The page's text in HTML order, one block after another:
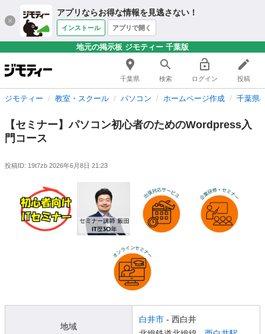
アプリならお得な情報を見逃さない！
インストール アプリで開く
地元の掲示板 ジモティー 千葉版
千葉県 検索 ログイン 投稿
ジモティー 教室・スクール パソコン ホームページ作成 千葉県
【セミナー】パソコン初心者のためのWordpress入
門コース
投稿ID: 19t7zb 2026年6月8日 21:23
地域
白井市 - 西白井